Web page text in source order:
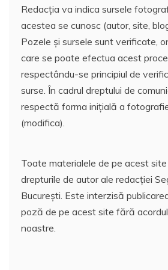
Redacția va indica sursele
acestea se cunosc (autor, site,
Pozele și sursele sunt verificate,
care se poate efectua acest
respectându-se principiul de
surse. În cadrul dreptului de
respectă forma inițială a
(modifica).
Toate materialele de pe acest
drepturile de autor ale redacției
București. Este interzisă
poză de pe acest site fără
noastre.